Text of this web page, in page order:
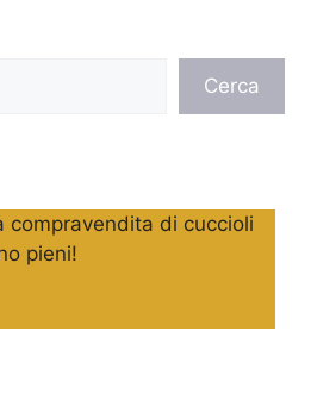
Cerca
compravendita di cuccioli
pieni!